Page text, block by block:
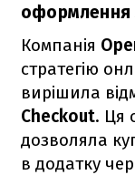
оформлення
Компанія
стратегію
вирішила
Checkout. Ця
дозволяла
в додатку